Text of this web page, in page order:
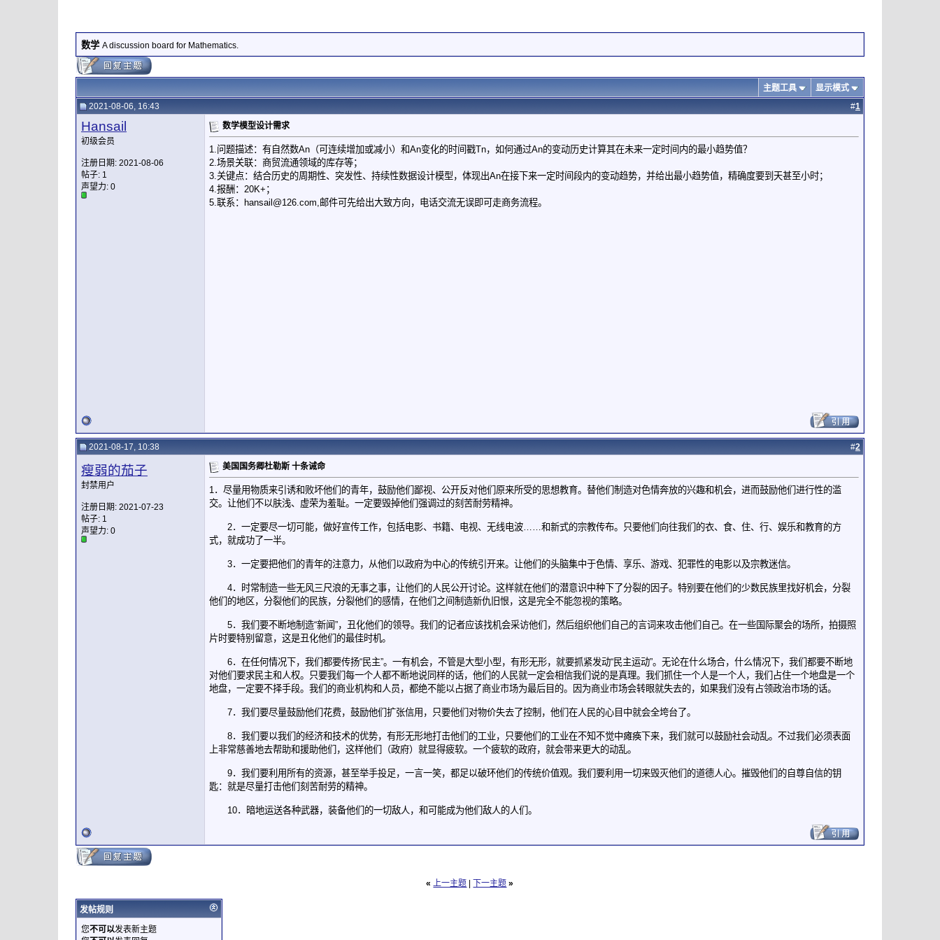
数学 A discussion board for Mathematics.
主题工具
显示模式
2021-08-06, 16:43
#1
Hansail
初级会员
注册日期: 2021-08-06
帖子: 1
声望力: 0
数学模型设计需求
1.问题描述：有自然数An（可连续增加或减小）和An变化的时间戳Tn，如何通过An的变动历史计算其在未来一定时间内的最小趋势值？
2.场景关联：商贸流通领域的库存等；
3.关键点：结合历史的周期性、突发性、持续性数据设计模型，体现出An在接下来一定时间段内的变动趋势，并给出最小趋势值，精确度要到天甚至小时；
4.报酬：20K+；
5.联系：
hansail@126.com,邮件可先给出大致方向，电话交流无误即可走商务流程。
2021-08-17, 10:38 #2
瘦弱的茄子
封禁用户
注册日期: 2021-07-23
帖子: 1
声望力: 0
美国国务卿杜勒斯 十条诫命
1．尽量用物质来引诱和败坏他们的青年，鼓励他们鄙视、公开反对他们原来所受的思想教育。替他们制造对色情奔放的兴趣和机会，进而鼓励他们进行性的滥
交。让他们不以肤浅、虚荣为羞耻。一定要毁掉他们强调过的刻苦耐劳精神。
2．一定要尽一切可能，做好宣传工作，包括电影、书籍、电视、无线电波……和新式的宗教传布。只要他们向往我们的衣、食、住、行、娱乐和教育的方
式，就成功了一半。
3．一定要把他们的青年的注意力，从他们以政府为中心的传统引开来。让他们的头脑集中于色情、享乐、游戏、犯罪性的电影以及宗教迷信。
4．时常制造一些无风三尺浪的无事之事，让他们的人民公开讨论。这样就在他们的潜意识中种下了分裂的因子。特别要在他们的少数民族里找好机会，分裂
他们的地区，分裂他们的民族，分裂他们的感情，在他们之间制造新仇旧恨，这是完全不能忽视的策略。
5．我们要不断地制造“新闻”，丑化他们的领导。我们的记者应该找机会采访他们，然后组织他们自己的言词来攻击他们自己。在一些国际聚会的场所，拍摄照
片时要特别留意，这是丑化他们的最佳时机。
6．在任何情况下，我们都要传扬“民主”。一有机会，不管是大型小型，有形无形，就要抓紧发动“民主运动”。无论在什么场合，什么情况下，我们都要不断地
对他们要求民主和人权。只要我们每一个人都不断地说同样的话，他们的人民就一定会相信我们说的是真理。我们抓住一个人是一个人，我们占住一个地盘是一个
地盘，一定要不择手段。我们的商业机构和人员，都绝不能以占据了商业市场为最后目的。因为商业市场会转眼就失去的，如果我们没有占领政治市场的话。
7．我们要尽量鼓励他们花费，鼓励他们扩张信用，只要他们对物价失去了控制，他们在人民的心目中就会全垮台了。
8．我们要以我们的经济和技术的优势，有形无形地打击他们的工业，只要他们的工业在不知不觉中瘫痪下来，我们就可以鼓励社会动乱。不过我们必须表面
上非常慈善地去帮助和援助他们，这样他们（政府）就显得疲软。一个疲软的政府，就会带来更大的动乱。
9．我们要利用所有的资源，甚至举手投足，一言一笑，都足以破环他们的传统价值观。我们要利用一切来毁灭他们的道德人心。摧毁他们的自尊自信的钥
匙：就是尽量打击他们刻苦耐劳的精神。
10．暗地运送各种武器，装备他们的一切敌人，和可能成为他们敌人的人们。
« 上一主题 下一主题 »
发帖规则
您不可以发表新主题